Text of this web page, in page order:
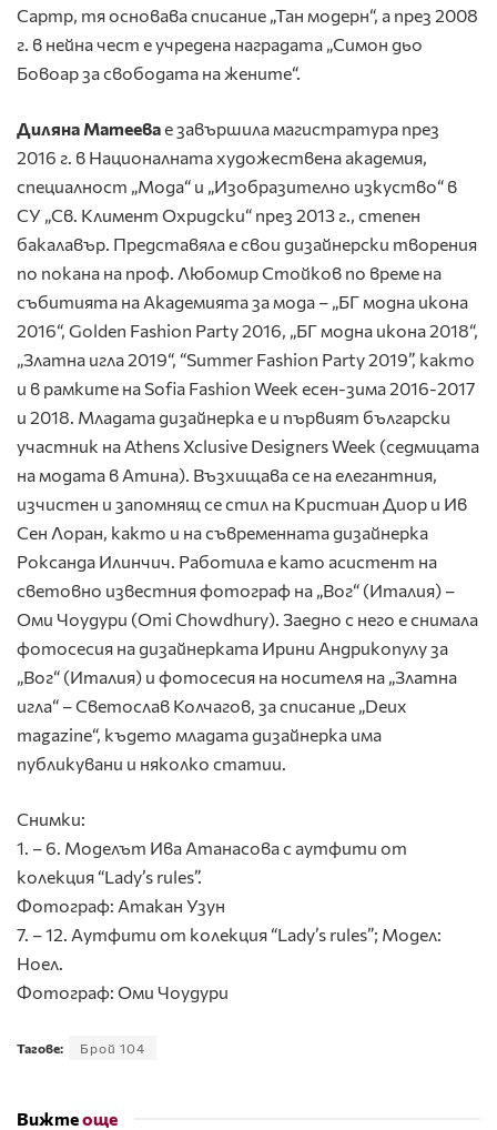
Сартр, тя основава списание „Тан модерн“, а през 2008
г. в нейна чест е учредена наградата „Симон дьо
Бовоар за свободата на жените“.
Диляна Матеевае завършила магистратура през
2016 г. в Националната художествена академия,
специалност „Мода“ и „Изобразително изкуство“ в
СУ „Св. Климент Охридски“ през 2013 г., степен
бакалавър. Представяла е свои дизайнерски творения
по покана на проф. Любомир Стойков по време на
събитията на Академията за мода – „БГ модна икона
2016“, Golden Fashion Party 2016, „БГ модна икона 2018“,
„Златна игла 2019“, “Summer Fashion Party 2019”, както
и в рамките на Sofia Fashion Week есен-зима 2016-2017
и 2018. Младата дизайнерка е и първият български
участник на Athens Xclusive Designers Week (седмицата
на модата в Атина). Възхищава се на елегантния,
изчистен и запомнящ се стил на Кристиан Диор и Ив
Сен Лоран, както и на съвременната дизайнерка
Роксанда Илинчич. Работила е като асистент на
световно известния фотограф на „Вог“ (Италия) –
Оми Чоудури (Omi Chowdhury). Заедно с него е снимала
фотосесия на дизайнерката Ирини Андрикопулу за
„Вог“ (Италия) и фотосесия на носителя на „Златна
игла“ – Светослав Колчагов, за списание „Deux
magazine“, където младата дизайнерка има
публикувани и няколко статии.
Снимки:
1. – 6. Моделът Ива Атанасова с аутфити от
колекция “Lady’s rules”.
Фотограф: Атакан Узун
7. – 12. Aутфити от колекция “Lady’s rules”; Модел:
Ноел.
Фотограф: Оми Чоудури
Тагове: Брой 104
Вижтеоще